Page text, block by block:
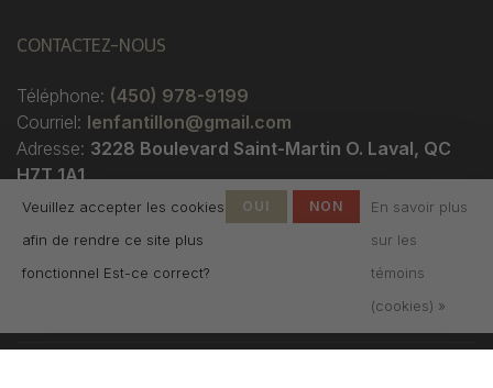
CONTACTEZ-NOUS
Téléphone: (450) 978-9199
Courriel: lenfantillon@gmail.com
Adresse: 3228 Boulevard Saint-Martin O. Laval, QC
H7T 1A1
Veuillez accepter les cookies
afin de rendre ce site plus
fonctionnel Est-ce correct?
OUI NON
En savoir plus
sur les
témoins
(cookies) »